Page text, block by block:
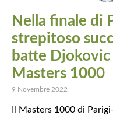
Nella finale di
strepitoso
batte
Masters 1000
9 Novembre 2022
Il Masters 1000 di